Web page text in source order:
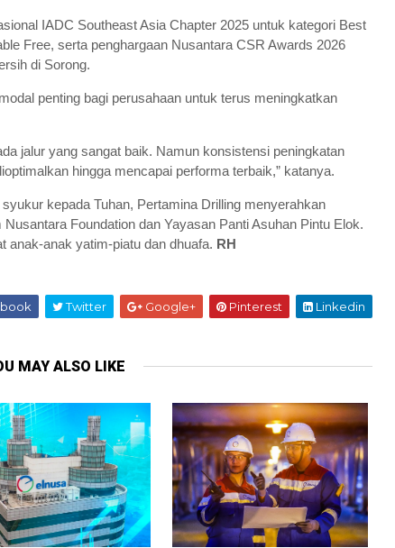
IADC Southeast Asia Chapter 2025 untuk kategori Best
Free, serta penghargaan Nusantara CSR Awards 2026
di Sorong.
penting bagi perusahaan untuk terus meningkatkan
jalur yang sangat baik. Namun konsistensi peningkatan
hingga mencapai performa terbaik,” katanya.
kepada Tuhan, Pertamina Drilling menyerahkan
Foundation dan Yayasan Panti Asuhan Pintu Elok.
anak-anak yatim-piatu dan dhuafa. RH
Twitter Google+ Pinterest Linkedin
MAY ALSO LIKE